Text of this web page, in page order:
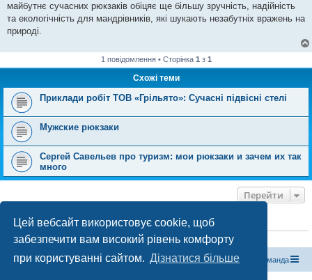
Цей вебсайт використовує cookie, щоб
забезпечити вам високий рівень комфорту
при користуванні сайтом. Дізнатися більше
майбутнє сучасних рюкзаків обіцяє ще більшу зручність, надійність
та екологічність для мандрівників, які шукають незабутніх вражень на
природі.
1 повідомлення • Сторінка 1 з 1
Схожі теми
Приклади робіт ТОВ «Грільято»: Сучасні підвісні стелі
Мужские рюкзаки
Сергей Савельев про туризм: мои рюкзаки и зачем их так
много
Перейти
ХТО ЗАРАЗ ОНЛАЙН
Зараз переглядають цей форум:ClaudeBot [бот ШІ]і 0 гостей
Магазин спорядження Туристичний форум «Рюкзак» Команда